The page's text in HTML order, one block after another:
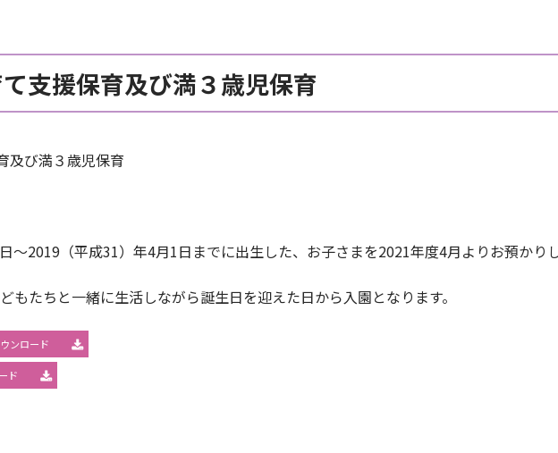
支援保育及び満３歳児保育
び満３歳児保育
～2019（平成31）年4月1日までに出生した、お子さまを2021年度4月よりお預かり
たちと一緒に生活しながら誕生日を迎えた日から入園となります。
ンロード
ド